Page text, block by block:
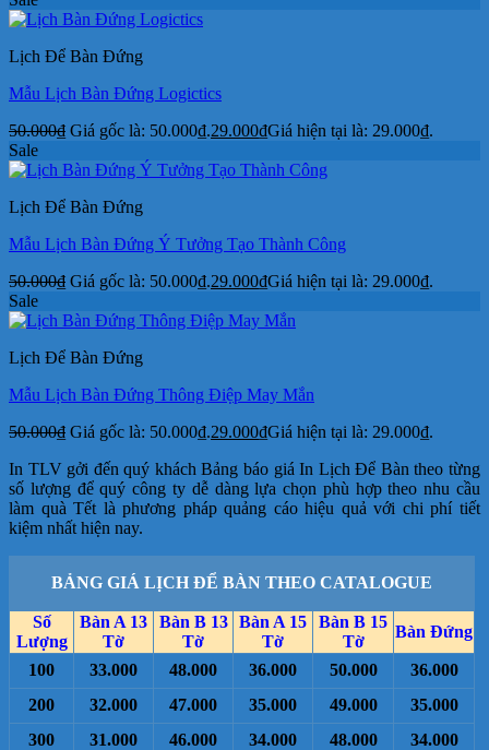
Lịch Để Bàn Đứng
Mẫu Lịch Bàn Đứng Logictics
50.000₫ Giá gốc là: 50.000₫.29.000₫Giá hiện tại là: 29.000₫.
Sale
Lịch Để Bàn Đứng
Mẫu Lịch Bàn Đứng Ý Tưởng Tạo Thành Công
50.000₫ Giá gốc là: 50.000₫.29.000₫Giá hiện tại là: 29.000₫.
Sale
Lịch Để Bàn Đứng
Mẫu Lịch Bàn Đứng Thông Điệp May Mắn
50.000₫ Giá gốc là: 50.000₫.29.000₫Giá hiện tại là: 29.000₫.
In TLV gởi đến quý khách Bảng báo giá In Lịch Để Bàn theo từng
số lượng để quý công ty dễ dàng lựa chọn phù hợp theo nhu cầu
làm quà Tết là phương pháp quảng cáo hiệu quả với chi phí tiết
kiệm nhất hiện nay.
BẢNG GIÁ LỊCH ĐỂ BÀN THEO CATALOGUE
Số
Lượng
Bàn A 13
Tờ
Bàn B 13
Tờ
Bàn A 15
Tờ
Bàn B 15
Tờ
Bàn Đứng
100 33.000 48.000 36.000 50.000
36.000
200
32.000 47.000 35.000 49.000
35.000
300
31.000 46.000 34.000 48.000
34.000